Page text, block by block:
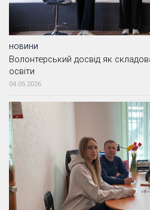
НОВИНИ
Волонтерський досвід як
освіти
04.05.2026